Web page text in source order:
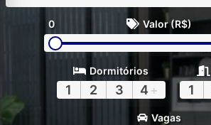
0 Valor (R$)
Dormitórios
1 2 3 4 + 1
Vagas